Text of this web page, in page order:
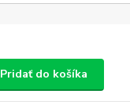
Pridať do košíka